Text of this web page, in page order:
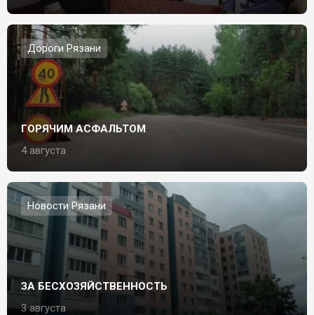
Дороги Рязани
ГОРЯЧИМ АСФАЛЬТОМ
4 августа
Новости Рязани
ЗА БЕСХОЗЯЙСТВЕННОСТЬ
3 августа